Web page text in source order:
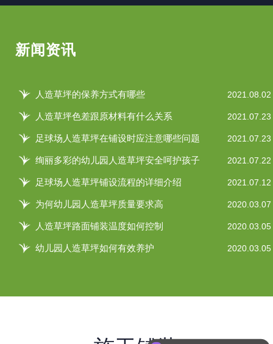
新闻资讯
人造草坪的保养方式有哪些 2021.08.02
人造草坪色差跟原材料有什么关系 2021.07.23
足球场人造草坪在铺设时应注意哪些问题 2021.07.23
绚丽多彩的幼儿园人造草坪安全呵护孩子 2021.07.22
足球场人造草坪铺设流程的详细介绍 2021.07.12
为何幼儿园人造草坪质量要求高 2020.03.07
人造草坪路面铺装温度如何控制 2020.03.05
幼儿园人造草坪如何有效养护 2020.03.05